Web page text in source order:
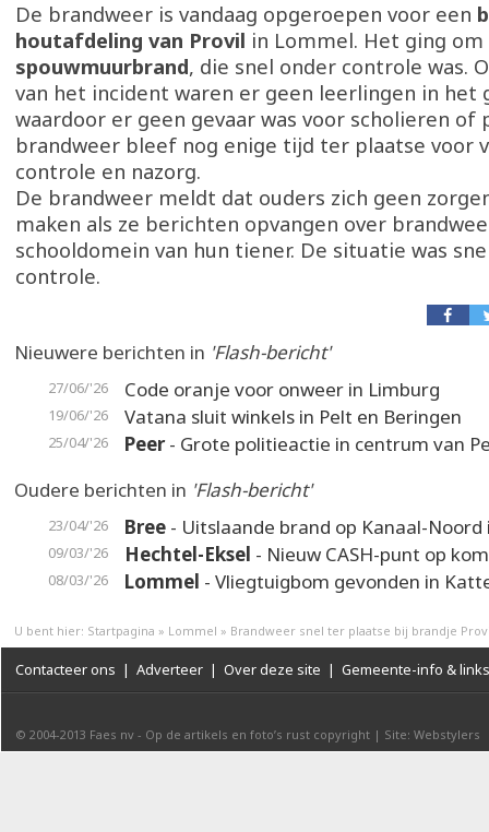
De brandweer is vandaag opgeroepen voor een
houtafdeling van Provil in Lommel. Het ging om
spouwmuurbrand, die snel onder controle was.
van het incident waren er geen leerlingen in het
waardoor er geen gevaar was voor scholieren of
brandweer bleef nog enige tijd ter plaatse voor
controle en nazorg.
De brandweer meldt dat ouders zich geen
maken als ze berichten opvangen over
schooldomein van hun tiener. De situatie was
controle.
Nieuwere berichten in 'Flash-bericht'
27/06/'26 Code oranje voor onweer in Limburg
19/06/'26 Vatana sluit winkels in Pelt en Beringen
25/04/'26 Peer- Grote politieactie in centrum van
Oudere berichten in 'Flash-bericht'
23/04/'26 Bree - Uitslaande brand op Kanaal-Noord
09/03/'26 Hechtel-Eksel - Nieuw CASH-punt op
08/03/'26 Lommel - Vliegtuigbom gevonden in
U bent hier: Startpagina » Lommel » Brandweer snel ter plaatse bij brandje
Contacteer ons | Adverteer | Over deze site | Gemeente-info & links
© 2004-2013 Faes nv - Op de artikels en foto’s rust copyright | Site: Webstylers